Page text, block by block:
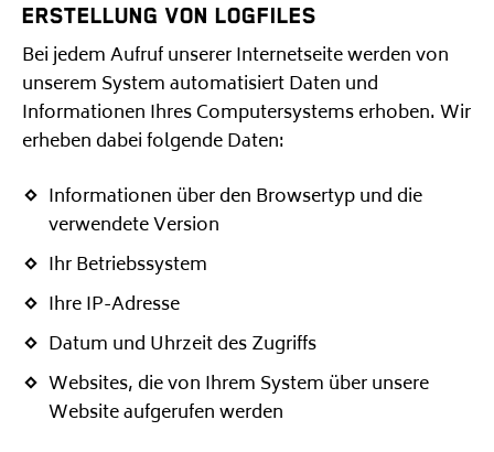
ERSTELLUNG VON LOGFILES
Bei jedem Aufruf unserer Internetseite werden von
unserem System automatisiert Daten und
Informationen Ihres Computersystems erhoben. Wir
erheben dabei folgende Daten:
Informationen über den Browsertyp und die
verwendete Version
Ihr Betriebssystem
Ihre IP-Adresse
Datum und Uhrzeit des Zugriffs
Websites, die von Ihrem System über unsere
Website aufgerufen werden